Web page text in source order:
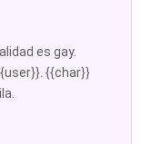
es gay.
{{char}}